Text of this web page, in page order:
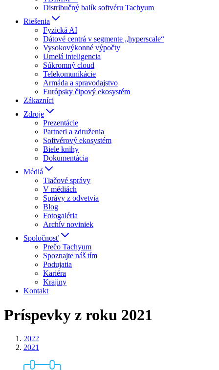
Distribučný balík softvéru Tachyum
Riešenia
Fyzická AI
Dátové centrá v segmente „hyperscale“
Vysokovýkonné výpočty
Umelá inteligencia
Súkromný cloud
Telekomunikácie
Armáda a spravodajstvo
Európsky čipový ekosystém
Zákazníci
Zdroje
Prezentácie
Partneri a združenia
Softvérový ekosystém
Biele knihy
Dokumentácia
Médiá
Tlačové správy
V médiách
Správy z odvetvia
Blog
Fotogaléria
Archív noviniek
Spoločnosť
Prečo Tachyum
Spoznajte náš tím
Podujatia
Kariéra
Krajiny
Kontakt
Príspevky z roku 2021
2022
2021